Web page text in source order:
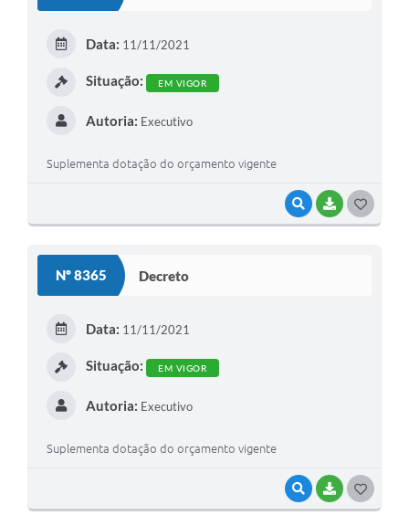
VISUALIZAR
BAIXAR
Data: 11/11/2021
Situação: EM VIGOR
Autoria: Executivo
Suplementa dotação do orçamento vigente
Nº 8365 Decreto
VISUALIZAR
BAIXAR
Data: 11/11/2021
Situação: EM VIGOR
Autoria: Executivo
Suplementa dotação do orçamento vigente